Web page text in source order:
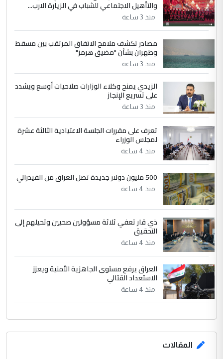
التعليق : واحد من عصابة علي ماما يسقط
جنسية الرافد الثالث للعراق ومن اصول عريقة
ابا فرات ...
الجواهري يرد على صدام حسين سل
مضجعيك يابن الزنا (نص كامل)
5 حيدر عاشور
التعليق : تحياتي لك استاذ حامدتركان. كلام
دقيق ومسؤول؛ فالاستثمار الحقيقي للإنسان
الموضوع :
بين الإهمال واغتصاب الأرض.. بلاد
الرافدين تعاني الجفاف والتصحر!!
والتأهيل الاجتماعي للشباب في الزيارة الارب...
منذ 3 ساعة
مصادر تكشف ملامح الاتفاق المرتقب بين مسقط
وطهران بشأن "مضيق هرمز"
منذ 3 ساعة
الزيدي يمنح وكلاء الوزارات صلاحيات أوسع ويشدد
على تسريع الإنجاز
منذ 3 ساعة
تعرف على مقررات الجلسة الاعتيادية الثالثة عشرة
لمجلس الوزراء
منذ 4 ساعة
500 مليون دولار جديدة تصل العراق من الفيدرالي
منذ 4 ساعة
ذي قار تعفي ثلاثة مسؤولين صحيين وتحيلهم إلى
التحقيق
منذ 4 ساعة
العراق يرفع مستوى الجاهزية الأمنية ويعزز
الاستعداد القتالي
منذ 4 ساعة
المقالات